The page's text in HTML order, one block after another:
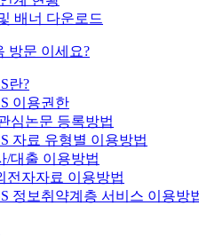
배너 다운로드
방문 이세요?
란?
이용권한
심논문 등록방법
자료 유형별 이용방법
/대출 이용방법
전자자료 이용방법
정보취약계층 서비스 이용방